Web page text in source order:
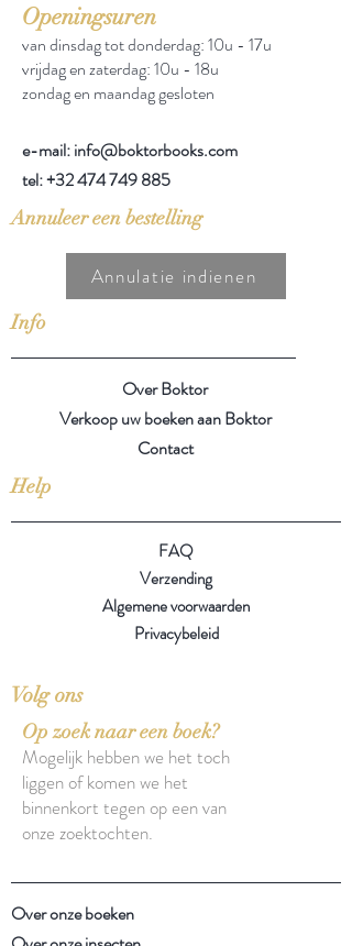
Openingsuren
van dinsdag tot donderdag: 10u - 17u
vrijdag en zaterdag: 10u - 18u
zondag en maandag gesloten
e-mail: info@boktorbooks.com
tel:+32 474 749 885
Annuleer een bestelling
Annulatie indienen
Info
Over Boktor
Verkoop uw boeken aan Boktor
Contact
Help
FAQ
Verzending
Algemene voorwaarden
Privacybeleid
Volg ons
Op zoek naar een boek?
Mogelijk hebben we het toch
liggen of komen we het
binnenkort tegen op een van
onze zoektochten.
Over onze boeken